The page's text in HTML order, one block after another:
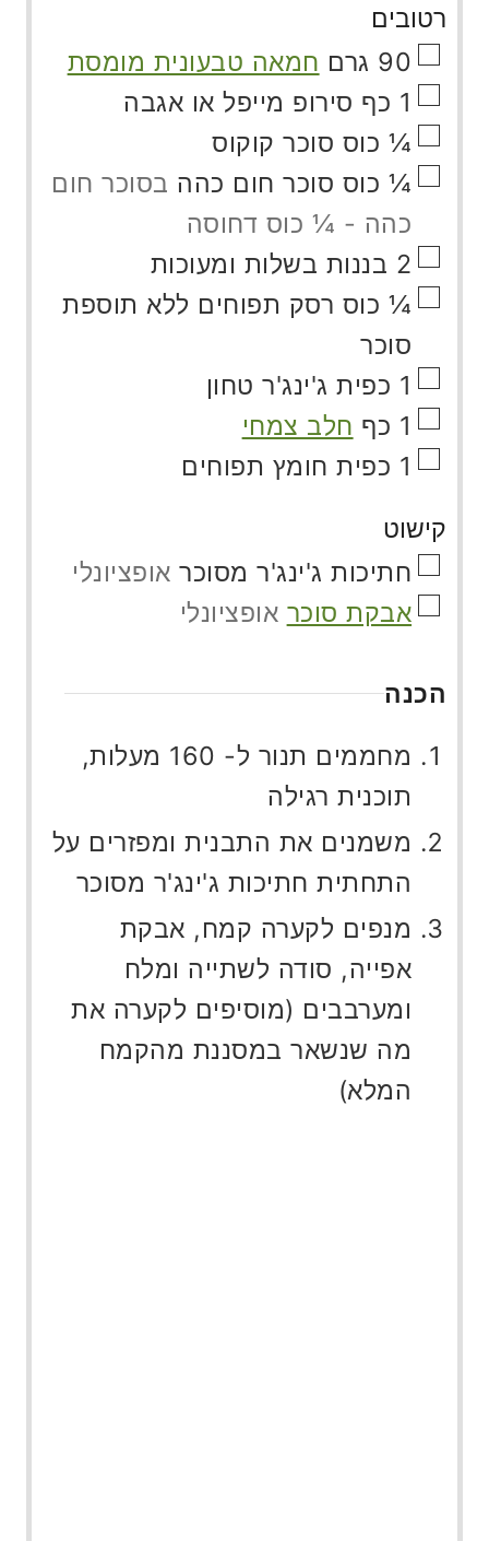
רטובים
▢
90 גרם חמאה טבעונית מומסת
▢
1 כף סירופ מייפל או אגבה
▢
¼ כוס סוכר קוקוס
▢
¼ כוס סוכר חום כהה בסוכר חום
כהה - ¼ כוס דחוסה
▢
2 בננות בשלות ומעוכות
▢
¼ כוס רסק תפוחים ללא תוספת
סוכר
▢
1 כפית ג'ינג'ר טחון
▢
1 כף חלב צמחי
▢
1 כפית חומץ תפוחים
קישוט
▢ חתיכות ג'ינג'ר מסוכר אופציונלי
▢ אבקת סוכר אופציונלי
הכנה
מחממים תנור ל- 160 מעלות,
תוכנית רגילה
משמנים את התבנית ומפזרים על
התחתית חתיכות ג'ינג'ר מסוכר
מנפים לקערה קמח, אבקת
אפייה, סודה לשתייה ומלח
ומערבבים (מוסיפים לקערה את
מה שנשאר במסננת מהקמח
המלא)